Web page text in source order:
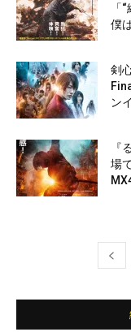
「
僕
剣
ン
『
場